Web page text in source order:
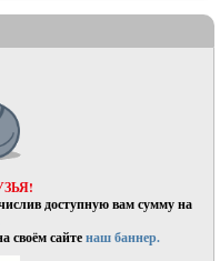
доступную вам сумму на
своём сайтенаш баннер.